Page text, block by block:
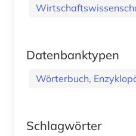
Datenbanktypen
Wörterbuch,
Schlagwörter